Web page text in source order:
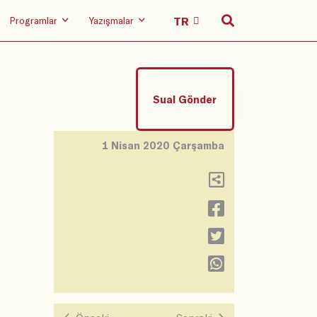
Programlar Yazışmalar
Sual Gönder
1 Nisan 2020 Çarşamba